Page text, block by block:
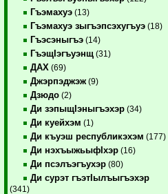
Гъэмахуэ (13)
Гъэмахуэ зыгъэпсэхугъуэ (18)
Гъэсэныгъэ (14)
ГъэщIэгъуэнщ (31)
ДАХ (69)
Джэрпэджэж (9)
Дзюдо (2)
Ди зэпыщIэныгъэхэр (34)
Ди куейхэм (1)
Ди къуэш республикэхэм (177)
Ди нэхъыжьыфIхэр (16)
Ди псэлъэгъухэр (80)
Ди сурэт гъэтIылъыгъэхэр
(341)